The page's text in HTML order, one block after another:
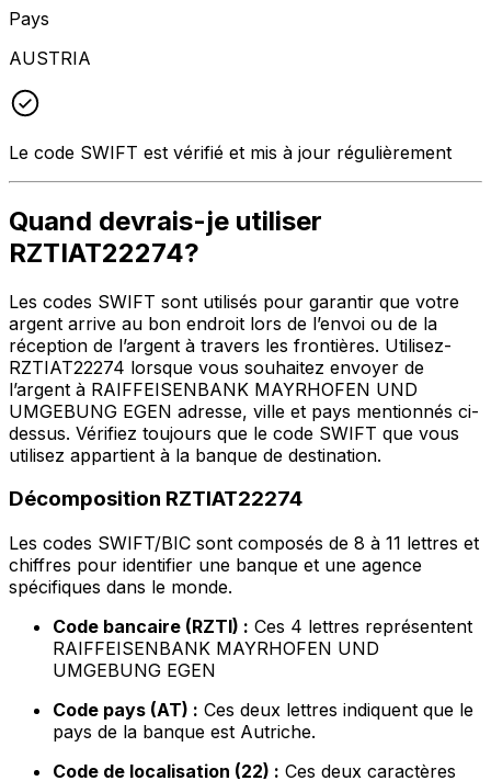
Pays
AUSTRIA
Le code SWIFT est vérifié et mis à jour régulièrement
Quand devrais-je utiliser
RZTIAT22274?
Les codes SWIFT sont utilisés pour garantir que votre
argent arrive au bon endroit lors de l’envoi ou de la
réception de l’argent à travers les frontières. Utilisez-
RZTIAT22274 lorsque vous souhaitez envoyer de
l’argent à RAIFFEISENBANK MAYRHOFEN UND
UMGEBUNG EGEN adresse, ville et pays mentionnés ci-
dessus. Vérifiez toujours que le code SWIFT que vous
utilisez appartient à la banque de destination.
Décomposition RZTIAT22274
Les codes SWIFT/BIC sont composés de 8 à 11 lettres et
chiffres pour identifier une banque et une agence
spécifiques dans le monde.
Code bancaire (RZTI) : Ces 4 lettres représentent
RAIFFEISENBANK MAYRHOFEN UND
UMGEBUNG EGEN
Code pays (AT) : Ces deux lettres indiquent que le
pays de la banque est Autriche.
Code de localisation (22) : Ces deux caractères